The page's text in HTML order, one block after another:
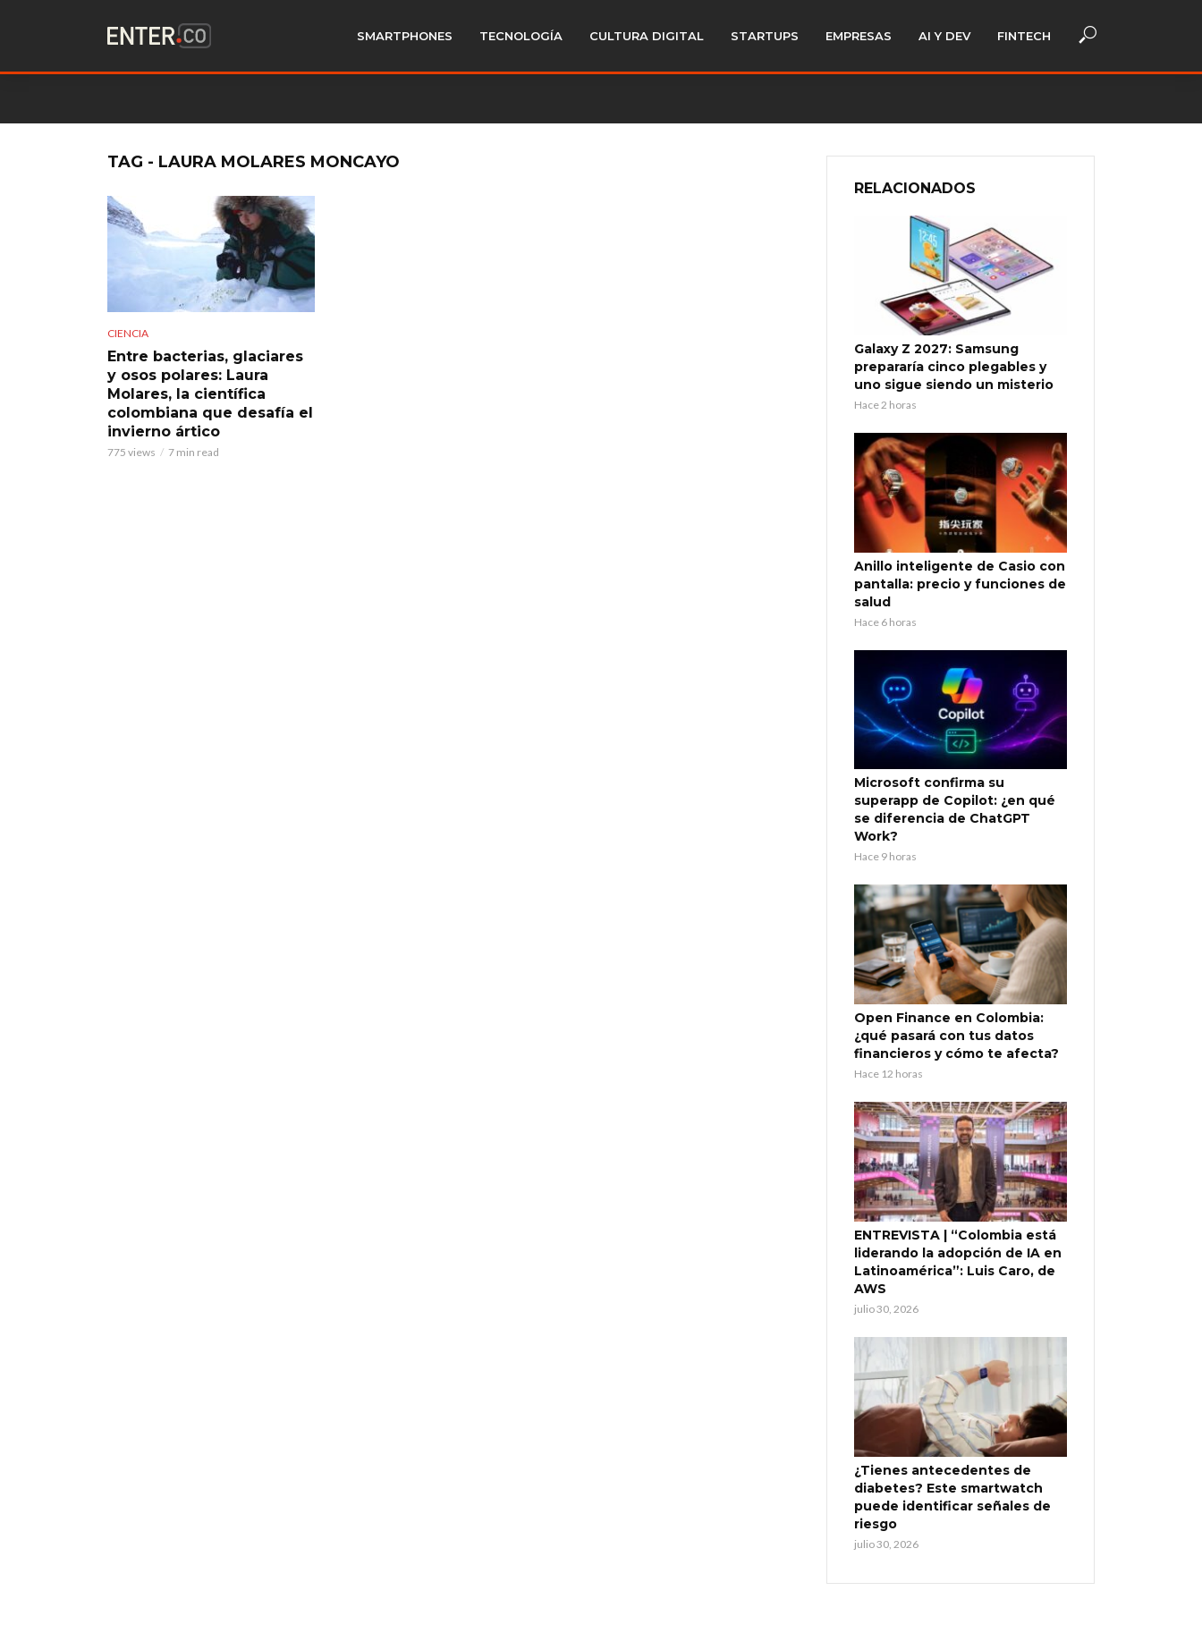
SMARTPHONES TECNOLOGÍA CULTURA DIGITAL STARTUPS EMPRESAS AI Y DEV FINTECH
TAG - LAURA MOLARES MONCAYO
CIENCIA
Entre bacterias, glaciares
y osos polares: Laura
Molares, la científica
colombiana que desafía el
invierno ártico
775 views 7 min read
RELACIONADOS
Galaxy Z 2027: Samsung
prepararía cinco plegables y
uno sigue siendo un misterio
Hace 2 horas
Anillo inteligente de Casio con
pantalla: precio y funciones de
salud
Hace 6 horas
Microsoft confirma su
superapp de Copilot: ¿en qué
se diferencia de ChatGPT
Work?
Hace 9 horas
Open Finance en Colombia:
¿qué pasará con tus datos
financieros y cómo te afecta?
Hace 12 horas
ENTREVISTA | “Colombia está
liderando la adopción de IA en
Latinoamérica”: Luis Caro, de
AWS
julio 30, 2026
¿Tienes antecedentes de
diabetes? Este smartwatch
puede identificar señales de
riesgo
julio 30, 2026